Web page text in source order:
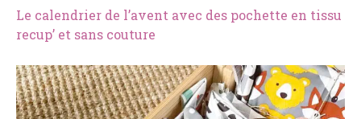
Le calendrier de l’avent avec des pochette en tissu
recup’ et sans couture